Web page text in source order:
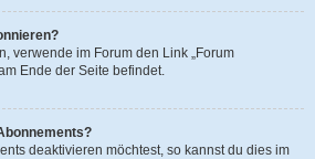
verwende im Forum den Link „Forum
Ende der Seite befindet.
deaktivieren möchtest, so kannst du dies im